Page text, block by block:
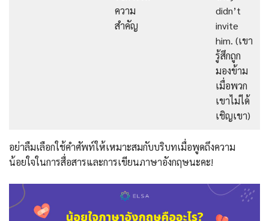
ความ
สำคัญ
didn’t
invite
him. (เขา
รู้สึกถูก
มองข้าม
เมื่อพวก
เขาไม่ได้
เชิญเขา)
อย่าลืมเลือกใช้คำศัพท์ให้เหมาะสมกับบริบทเมื่อพูดถึงความ
น้อยใจในการสื่อสารและการเขียนภาษาอังกฤษนะคะ!